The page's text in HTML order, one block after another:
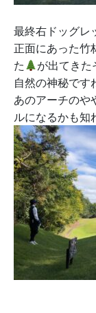
最終右ドッグレ
正面にあった竹
た
が出てきた
自然の神秘です
あのアーチのや
ルになるかも知